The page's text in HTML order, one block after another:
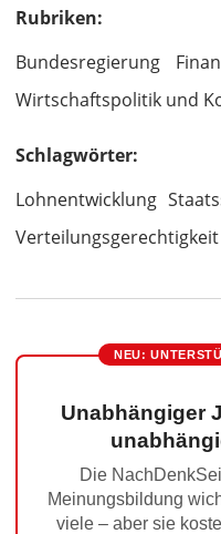
Rubriken:
Bundesregierung
Wirtschaftspolitik und
Schlagwörter:
Lohnentwicklung
Verteilungsgerechtigkeit
NEU:
Unabhängiger
Die
Meinungsbildung
viele – aber sie